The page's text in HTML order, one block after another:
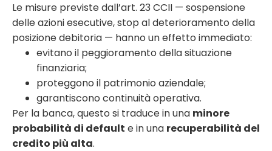
Le misure previste dall’art. 23 CCII — sospensione
delle azioni esecutive, stop al deterioramento della
posizione debitoria — hanno un effetto immediato:
evitano il peggioramento della situazione
finanziaria;
proteggono il patrimonio aziendale;
garantiscono continuità operativa.
Per la banca, questo si traduce in una minore
probabilità di default e in una recuperabilità del
credito più alta.